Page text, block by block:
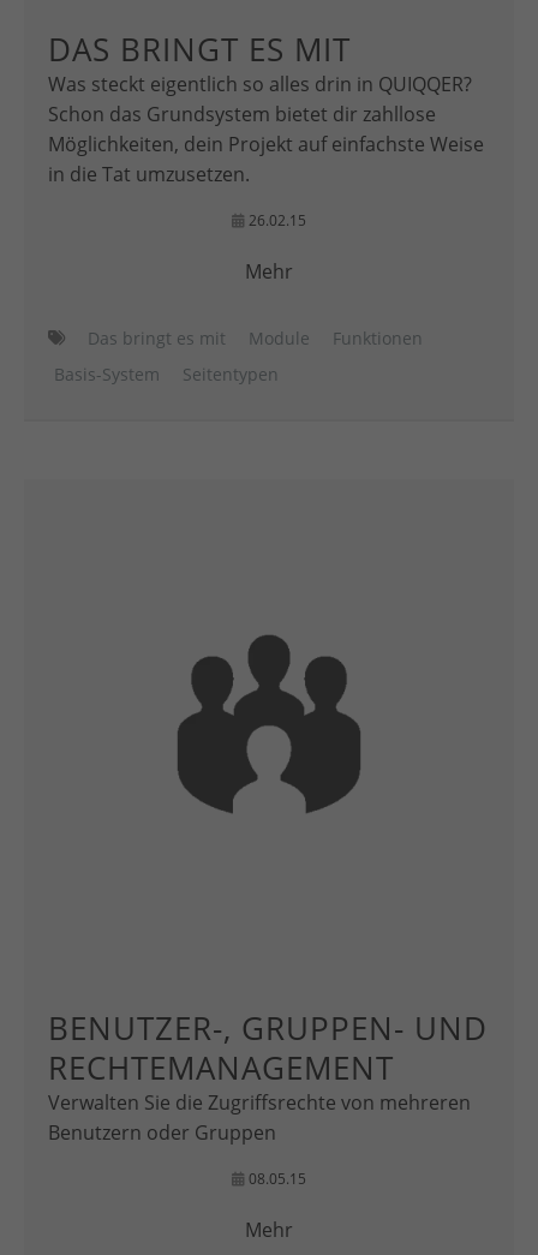
DAS BRINGT ES MIT
Was steckt eigentlich so alles drin in QUIQQER?
Schon das Grundsystem bietet dir zahllose
Möglichkeiten, dein Projekt auf einfachste Weise
in die Tat umzusetzen.
26.02.15
Mehr
Das bringt es mit Module
Funktionen
Basis-System
Seitentypen
BENUTZER-, GRUPPEN- UND
RECHTEMANAGEMENT
Verwalten Sie die Zugriffsrechte von mehreren
Benutzern oder Gruppen
08.05.15
Mehr